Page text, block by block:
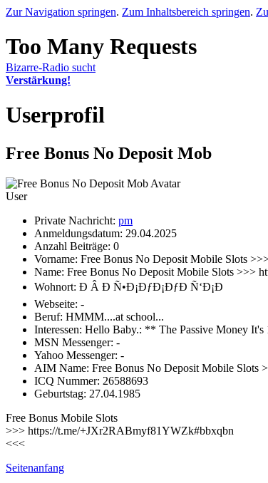
Zur Navigation springen. Zum Inhaltsbereich springen.
Bizarre-Radio sucht
Verstärkung!
Userprofil
Free Bonus No Deposit Mob
User
Private Nachricht: pm
Anmeldungsdatum: 29.04.2025
Anzahl Beiträge: 0
Vorname: Free Bonus No Deposit Mobile Slots
Name: Free Bonus No Deposit Mobile Slots >>>
Wohnort: Ð Â Ð Ñ•Ð¡ÐƒÐ¡ÐƒÐ Ñ‘Ð¡Ð
Webseite: -
Beruf: HMMM....at school...
Interessen: Hello Baby.: ** The Passive Money
MSN Messenger: -
Yahoo Messenger: -
AIM Name: Free Bonus No Deposit Mobile Slots
ICQ Nummer: 26588693
Geburtstag: 27.04.1985
Free Bonus Mobile Slots
>>> https://t.me/+JXr2RABmyf81YWZk#bbxqbn
<<<
Seitenanfang